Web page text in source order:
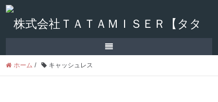
ホーム / キャッシュレス